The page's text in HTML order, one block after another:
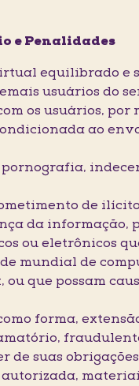
e Penalidades
equilibrado e
usuários do
os usuários, por
ao
de
da informação,
ou eletrônicos
mundial de
ou que possam
forma,
de suas